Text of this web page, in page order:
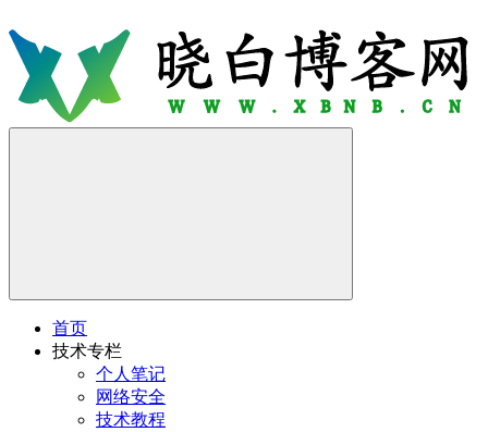
首页
技术专栏
个人笔记
网络安全
技术教程